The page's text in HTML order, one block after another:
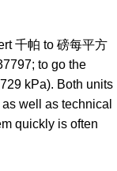
千帕 to 磅每平方
to go the
kPa). Both units
well as technical
quickly is often